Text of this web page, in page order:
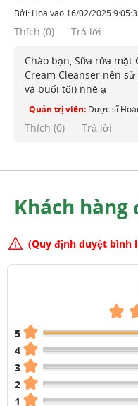
Bởi: Hoa vào 16/02/2025
Thích (0) Trả lời
Chào bạn, Sữa rửa
Cream Cleanser nên
và buổi tối) nhé ạ
Quản trị viên: Dược sĩ
Thích (0) Trả lời
Khách hàng
(Quy định duyệt bình
5
4
3
2
1